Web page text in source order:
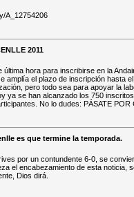
A_12754206
2011
hora para inscribirse en la
amplía el plazo de inscripción hasta
pero todo sea para apoyar la
ya se han alcanzado los 750
No lo dudes: PÁSATE POR
es que termine la temporada.
por un contundente 6-0, se
el encabezamiento de esta noticia,
Dios dirá.